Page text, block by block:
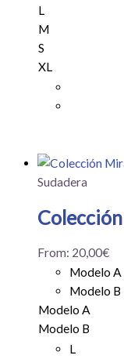
L
M
S
XL
Sudadera
From: 20,00€
Modelo A
Modelo B
Modelo A
Modelo B
L